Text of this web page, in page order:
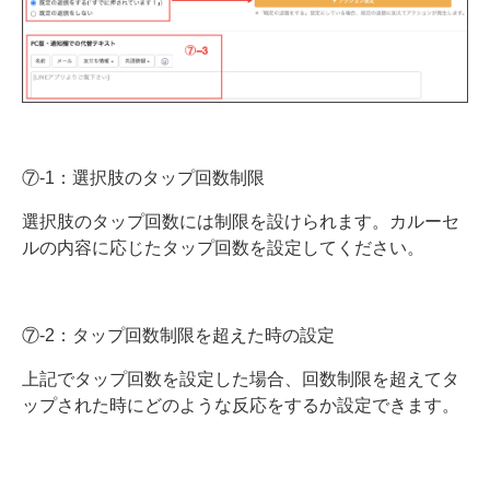
⑦-1：選択肢のタップ回数制限
選択肢のタップ回数には制限を設けられます。カルーセ
ルの内容に応じたタップ回数を設定してください。
⑦-2：タップ回数制限を超えた時の設定
上記でタップ回数を設定した場合、回数制限を超えてタ
ップされた時にどのような反応をするか設定できます。